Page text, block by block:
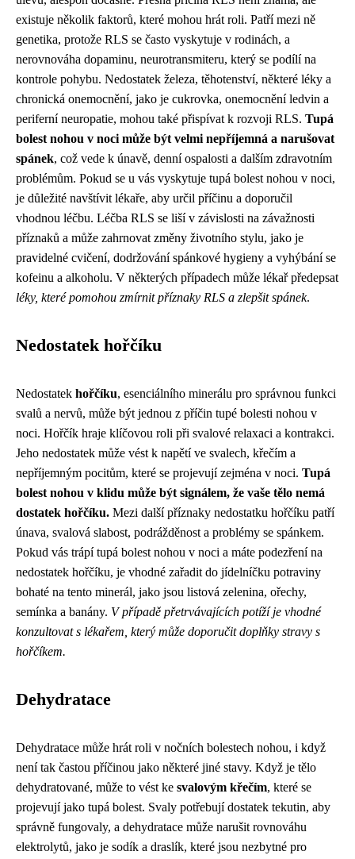
existuje několik faktorů, které mohou hrát roli. Patří mezi ně
genetika, protože RLS se často vyskytuje v rodinách, a
nerovnováha dopaminu, neurotransmiteru, který se podílí na
kontrole pohybu. Nedostatek železa, těhotenství, některé léky a
chronická onemocnění, jako je cukrovka, onemocnění ledvin a
periferní neuropatie, mohou také přispívat k rozvoji RLS. Tupá
bolest nohou v noci může být velmi nepříjemná a narušovat
spánek, což vede k únavě, denní ospalosti a dalším zdravotním
problémům. Pokud se u vás vyskytuje tupá bolest nohou v noci,
je důležité navštívit lékaře, aby určil příčinu a doporučil
vhodnou léčbu. Léčba RLS se liší v závislosti na závažnosti
příznaků a může zahrnovat změny životního stylu, jako je
pravidelné cvičení, dodržování spánkové hygieny a vyhýbání se
kofeinu a alkoholu. V některých případech může lékař předepsat
léky, které pomohou zmírnit příznaky RLS a zlepšit spánek.
Nedostatek hořčíku
Nedostatek hořčíku, esenciálního minerálu pro správnou funkci
svalů a nervů, může být jednou z příčin tupé bolesti nohou v
noci. Hořčík hraje klíčovou roli při svalové relaxaci a kontrakci.
Jeho nedostatek může vést k napětí ve svalech, křečím a
nepříjemným pocitům, které se projevují zejména v noci. Tupá
bolest nohou v klidu může být signálem, že vaše tělo nemá
dostatek hořčíku. Mezi další příznaky nedostatku hořčíku patří
únava, svalová slabost, podrážděnost a problémy se spánkem.
Pokud vás trápí tupá bolest nohou v noci a máte podezření na
nedostatek hořčíku, je vhodné zařadit do jídelníčku potraviny
bohaté na tento minerál, jako jsou listová zelenina, ořechy,
semínka a banány. V případě přetrvávajících potíží je vhodné
konzultovat s lékařem, který může doporučit doplňky stravy s
hořčíkem.
Dehydratace
Dehydratace může hrát roli v nočních bolestech nohou, i když
není tak častou příčinou jako některé jiné stavy. Když je tělo
dehydratované, může to vést ke svalovým křečím, které se
projevují jako tupá bolest. Svaly potřebují dostatek tekutin, aby
správně fungovaly, a dehydratace může narušit rovnováhu
elektrolytů, jako je sodík a draslík, které jsou nezbytné pro